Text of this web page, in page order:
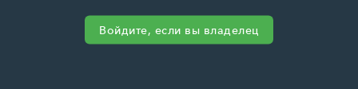
Войдите, если вы владелец